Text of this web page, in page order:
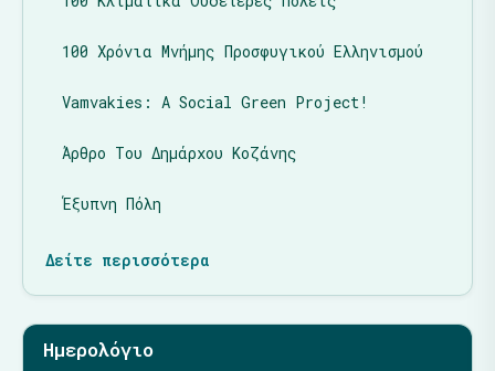
100 Χρόνια Μνήμης Προσφυγικού Ελληνισμού
Vamvakies: A Social Green Project!
Άρθρο Του Δημάρχου Κοζάνης
Έξυπνη Πόλη
Δείτε περισσότερα
Ημερολόγιο